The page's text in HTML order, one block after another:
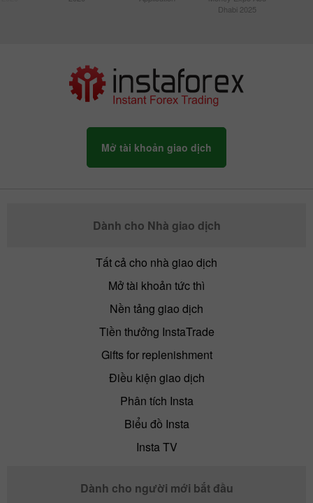
Dhabi 2025
Mở tài khoản giao dịch
Dành cho Nhà giao dịch
Tất cả cho nhà giao dịch
Mở tài khoản tức thì
Nền tảng giao dịch
Tiền thưởng InstaTrade
Gifts for replenishment
Điều kiện giao dịch
Phân tích Insta
Biểu đồ Insta
Insta TV
Dành cho người mới bắt đầu